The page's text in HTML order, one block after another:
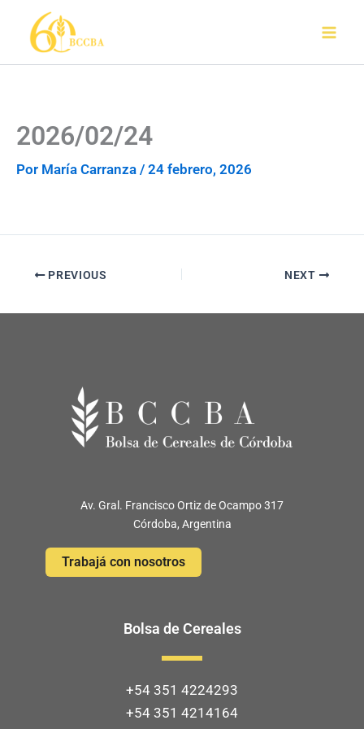
contenido
2026/02/24
Por María Carranza / 24 febrero, 2026
PREVIOUS NEXT
Av. Gral. Francisco Ortiz de Ocampo 317
Córdoba, Argentina
Trabajá con nosotros
Bolsa de Cereales
+54 351 4224293
+54 351 4214164